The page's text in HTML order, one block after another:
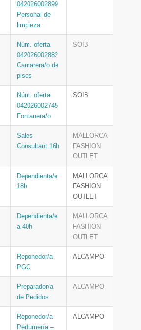
042026002899
Personal de
limpieza
Núm. oferta
042026002882
Camarera/o de
pisos
SOIB
Núm. oferta
042026002745
Fontanera/o
SOIB
Sales
Consultant 16h
MALLORCA
FASHION
OUTLET
Dependienta/e
18h
MALLORCA
FASHION
OUTLET
Dependienta/e
a 40h
MALLORCA
FASHION
OUTLET
Reponedor/a
PGC
ALCAMPO
Preparador/a
de Pedidos
ALCAMPO
Reponedor/a
Perfumería –
ALCAMPO